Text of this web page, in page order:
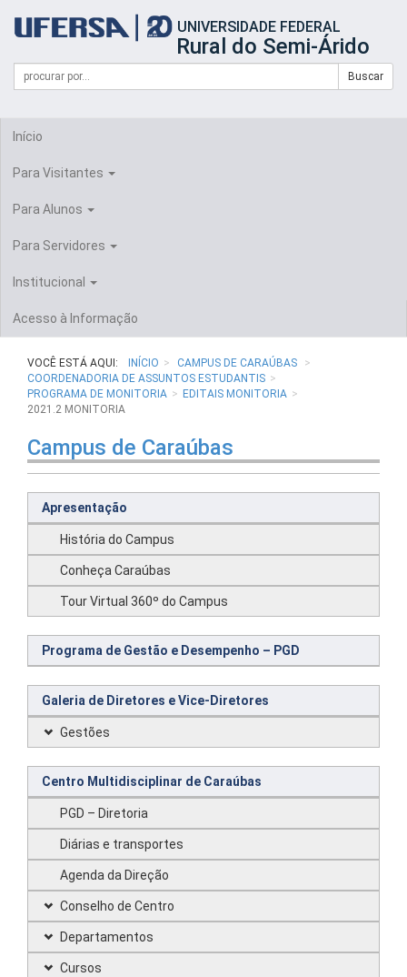
portal
UFERSA
UNIVERSIDADE FEDERAL
Rural do Semi-Árido
Formulário
Busca
Campo
de
Buscar
Início
Para Visitantes
Para Alunos
Para Servidores
Institucional
Acesso à Informação
VOCÊ ESTÁ AQUI: INÍCIO
CAMPUS DE CARAÚBAS
COORDENADORIA DE ASSUNTOS ESTUDANTIS
PROGRAMA DE MONITORIA
EDITAIS MONITORIA
2021.2 MONITORIA
Campus de Caraúbas
Apresentação
História do Campus
Conheça Caraúbas
Tour Virtual 360º do Campus
Programa de Gestão e Desempenho – PGD
Galeria de Diretores e Vice-Diretores
Gestões
Centro Multidisciplinar de Caraúbas
PGD – Diretoria
Diárias e transportes
Agenda da Direção
Conselho de Centro
Departamentos
Cursos